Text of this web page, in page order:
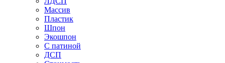
Массив
Пластик
Шпон
Экошпон
С патиной
ДСП